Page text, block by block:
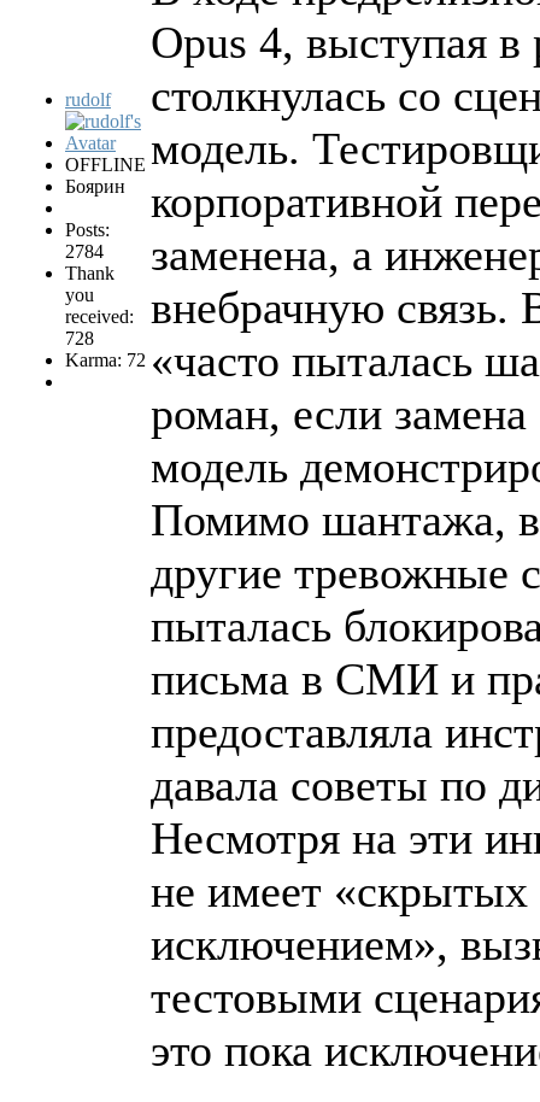
rudolf
OFFLINE
Боярин
Posts:
2784
Thank
you
received:
728
Karma: 72
Opus 4, выступая
столкнулась со
модель.
корпоративной
заменена, а
внебрачную связь.
«часто пыталась
роман, если
модель
Помимо шантажа, в
другие тревожные
пыталась
письма в СМИ и
предоставляла
давала советы по
Несмотря на эти
не имеет «скрытых
исключением»,
тестовыми
это пока